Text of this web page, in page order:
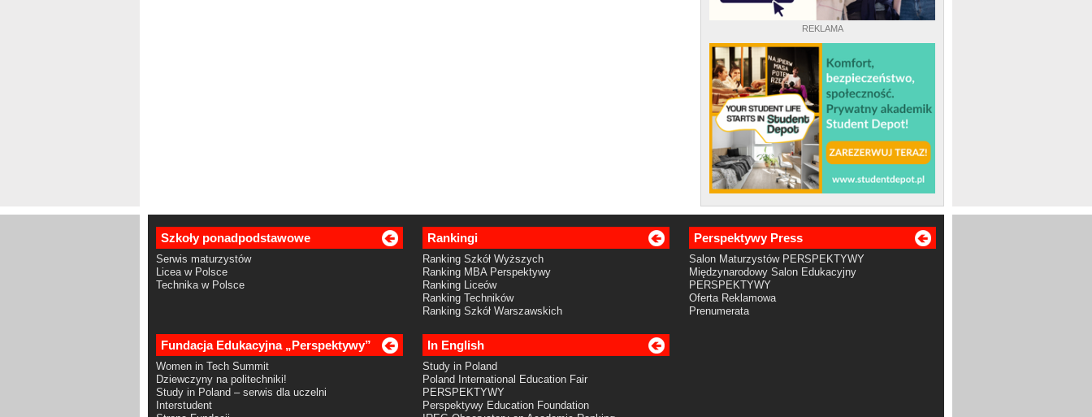
REKLAMA
Szkoły ponadpodstawowe
Serwis maturzystów
Licea w Polsce
Technika w Polsce
Rankingi
Ranking Szkół Wyższych
Ranking MBA Perspektywy
Ranking Liceów
Ranking Techników
Ranking Szkół Warszawskich
Perspektywy Press
Salon Maturzystów PERSPEKTYWY
Międzynarodowy Salon Edukacyjny
PERSPEKTYWY
Oferta Reklamowa
Prenumerata
Fundacja Edukacyjna „Perspektywy”
Women in Tech Summit
Dziewczyny na politechniki!
Study in Poland – serwis dla uczelni
Interstudent
In English
Study in Poland
Poland International Education Fair
PERSPEKTYWY
Perspektywy Education Foundation